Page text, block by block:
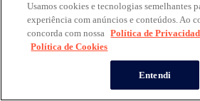
Usamos cookies e tecnologias semelhantes
experiência com anúncios e conteúdos. Ao
concorda com nossa Política de
Política de Cookies
Entendi